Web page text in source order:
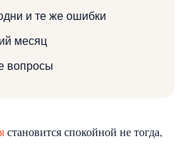
и те же ошибки
месяц
вопросы
становится спокойной не тогда,